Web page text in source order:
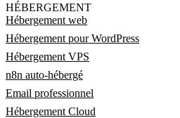
HÉBERGEMENT
Hébergement web
Hébergement pour WordPress
Hébergement VPS
n8n auto-hébergé
Email professionnel
Hébergement Cloud